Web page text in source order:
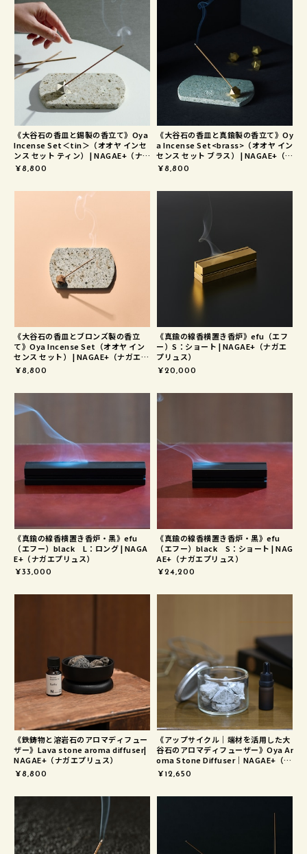
《大谷石の香皿と錫製の香立て》Oya
Incense Set＜tin＞（オオヤ インセ
ンス セット ティン） | NAGAE+（ナガ
エプリュス）
¥8,800
《大谷石の香皿と真鍮製の香立て》Oy
a Incense Set<brass>（オオヤ イン
センス セット ブラス） | NAGAE+（ナ
ガエプリュス）
¥8,800
《大谷石の香皿とブロンズ製の香立
て》Oya Incense Set（オオヤ イン
センス セット） | NAGAE+（ナガエプ
リュス）
¥8,800
《真鍮の線香横置き香炉》efu（エフ
ー）S：ショート | NAGAE+（ナガエ
プリュス）
¥20,000
《真鍮の線香横置き香炉・黒》efu
（エフー）black L：ロング | NAGA
E+（ナガエプリュス）
¥33,000
《真鍮の線香横置き香炉・黒》efu
（エフー）black S：ショート | NAG
AE+（ナガエプリュス）
¥24,200
《鉄鋳物と溶岩石のアロマディフュー
ザー》Lava stone aroma diffuser|
NAGAE+（ナガエプリュス）
¥8,800
《アップサイクル｜端材を活用した大
谷石のアロマディフューザー》Oya Ar
oma Stone Diffuser｜NAGAE+（ナ
ガエプリュス）
¥12,650